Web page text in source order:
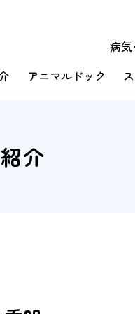
病
アニマルドック
介